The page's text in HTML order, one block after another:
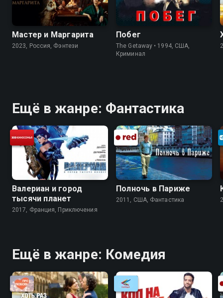
Мастер и Маргарита
2023, Россия, Фэнтези
Побег
The Getaway • 1994, США,
Криминал
Ещё в жанре: Фантастика
Валериан и город
тысячи планет
2017, Франция, Приключения
Полночь в Париже
2011, США, Фантастика
Ещё в жанре: Комедия